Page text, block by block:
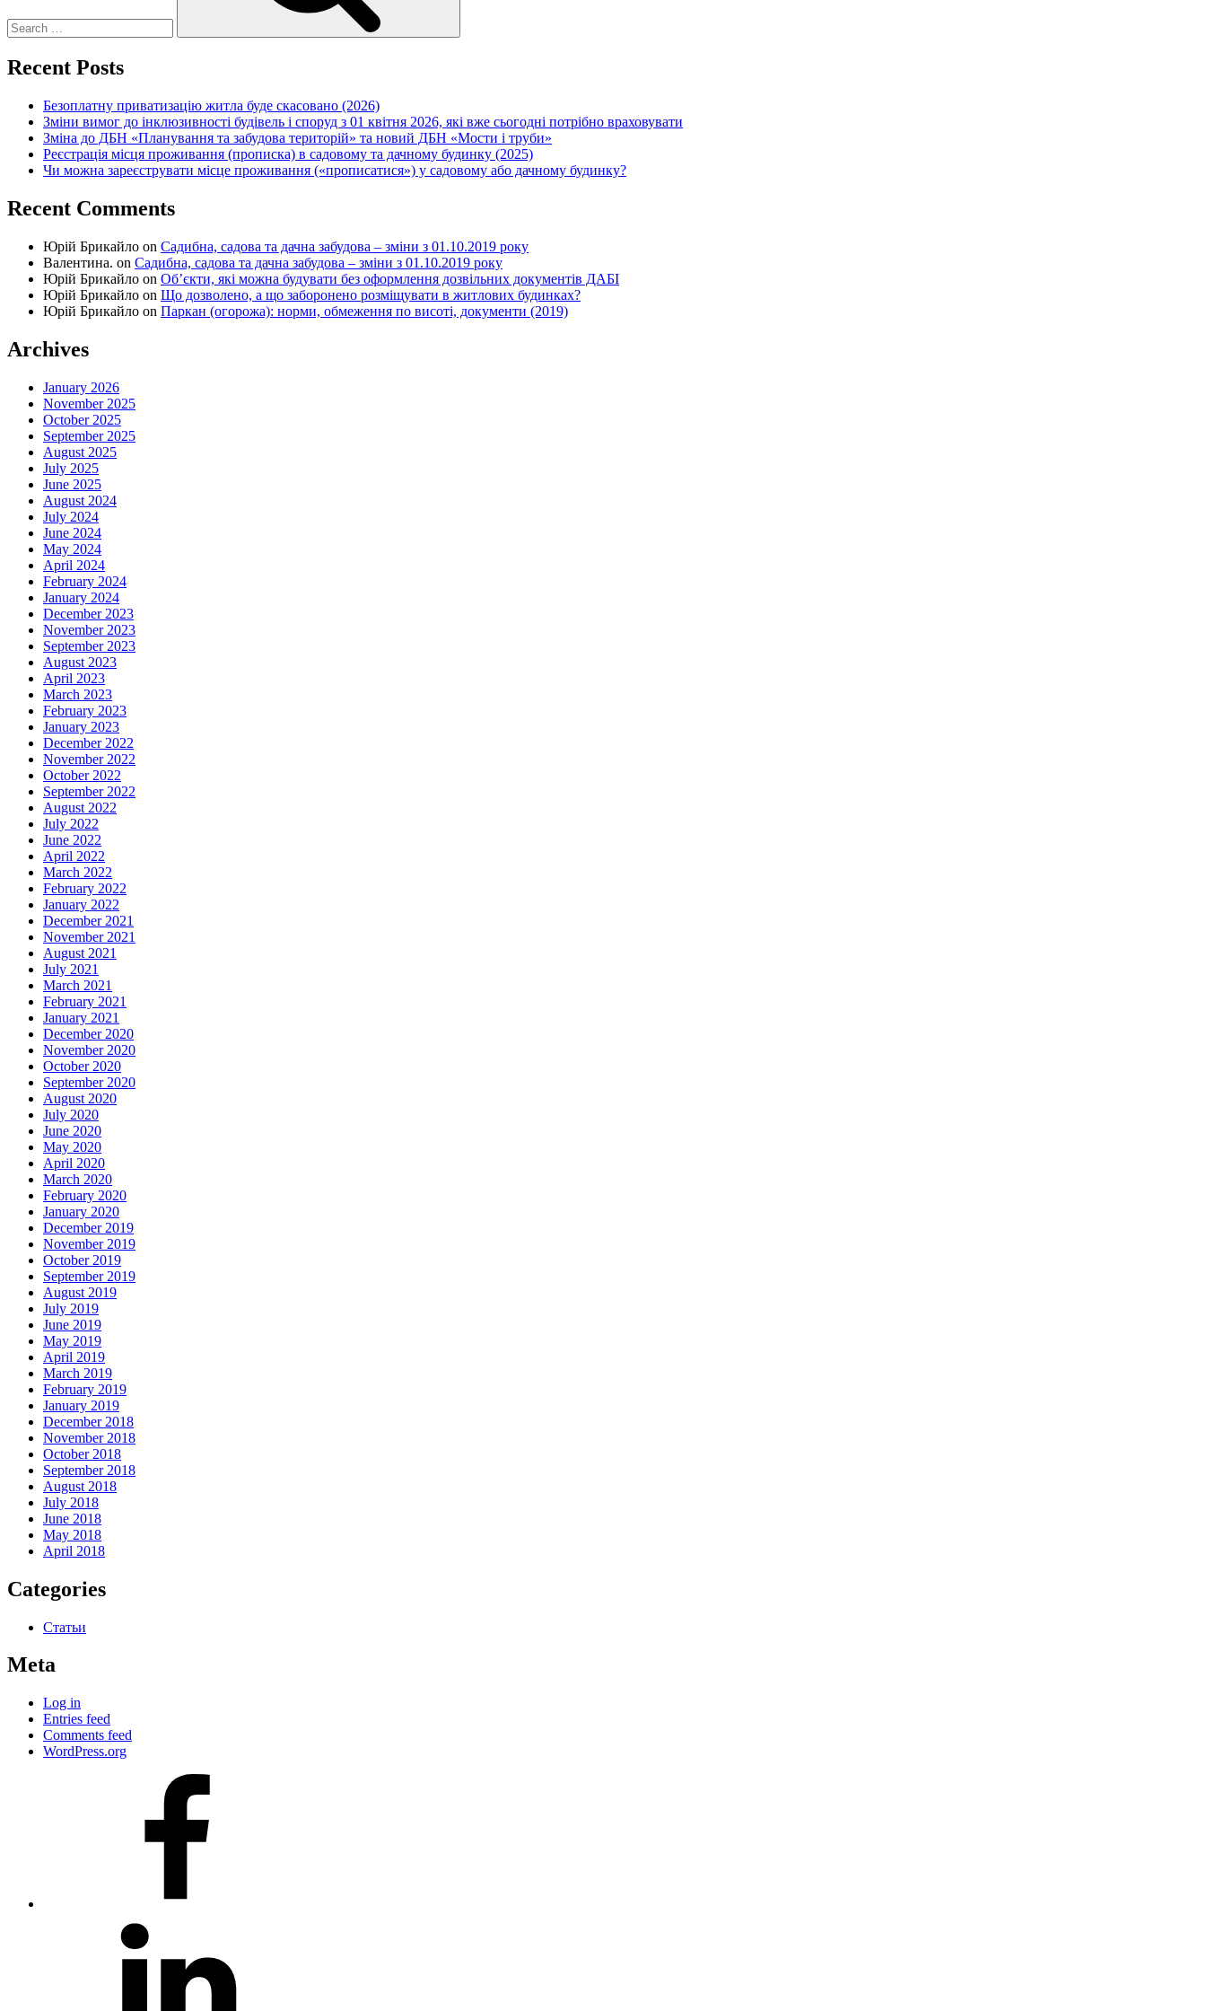
Recent Posts
Безоплатну приватизацію житла буде скасовано (2026)
Зміни вимог до інклюзивності будівель і споруд з 01 квітня 2026, які вже сьогодні потрібно враховувати
Зміна до ДБН «Планування та забудова територій» та новий ДБН «Мости і труби»
Реєстрація місця проживання (прописка) в садовому та дачному будинку (2025)
Чи можна зареєструвати місце проживання («прописатися») у садовому або дачному будинку?
Recent Comments
Юрій Брикайло on Садибна, садова та дачна забудова – зміни з 01.10.2019 року
Валентина. on Садибна, садова та дачна забудова – зміни з 01.10.2019 року
Юрій Брикайло on Об’єкти, які можна будувати без оформлення дозвільних документів ДАБІ
Юрій Брикайло on Що дозволено, а що заборонено розміщувати в житлових будинках?
Юрій Брикайло on Паркан (огорожа): норми, обмеження по висоті, документи (2019)
Archives
January 2026
November 2025
October 2025
September 2025
August 2025
July 2025
June 2025
August 2024
July 2024
June 2024
May 2024
April 2024
February 2024
January 2024
December 2023
November 2023
September 2023
August 2023
April 2023
March 2023
February 2023
January 2023
December 2022
November 2022
October 2022
September 2022
August 2022
July 2022
June 2022
April 2022
March 2022
February 2022
January 2022
December 2021
November 2021
August 2021
July 2021
March 2021
February 2021
January 2021
December 2020
November 2020
October 2020
September 2020
August 2020
July 2020
June 2020
May 2020
April 2020
March 2020
February 2020
January 2020
December 2019
November 2019
October 2019
September 2019
August 2019
July 2019
June 2019
May 2019
April 2019
March 2019
February 2019
January 2019
December 2018
November 2018
October 2018
September 2018
August 2018
July 2018
June 2018
May 2018
April 2018
Categories
Статьи
Meta
Log in
Entries feed
Comments feed
WordPress.org